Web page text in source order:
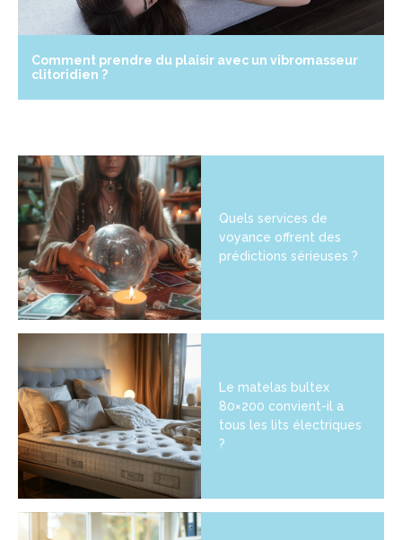
Comment prendre du plaisir avec un vibromasseur
clitoridien ?
Quels services de
voyance offrent des
prédictions sérieuses ?
Le matelas bultex
80×200 convient-il a
tous les lits électriques
?